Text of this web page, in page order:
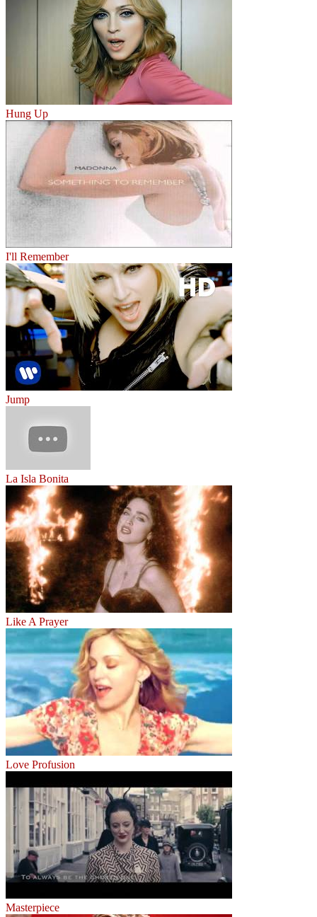
Hung Up
I'll Remember
Jump
La Isla Bonita
Like A Prayer
Love Profusion
Masterpiece